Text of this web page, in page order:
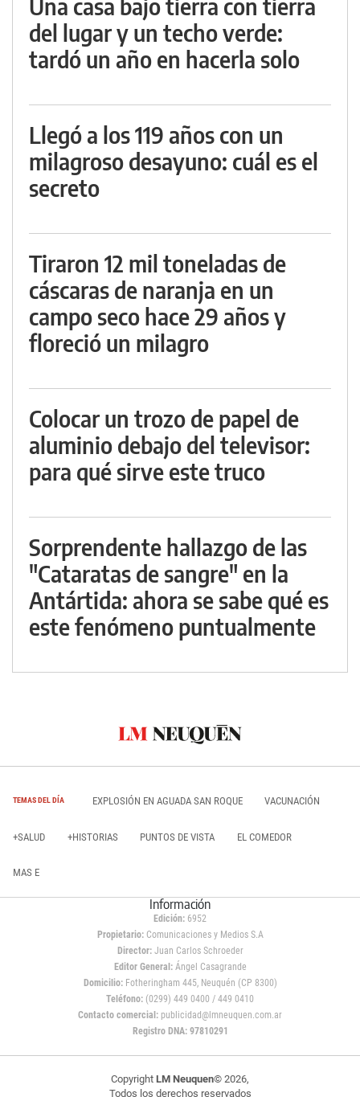
Una casa bajo tierra con tierra
del lugar y un techo verde:
tardó un año en hacerla solo
Llegó a los 119 años con un
milagroso desayuno: cuál es el
secreto
Tiraron 12 mil toneladas de
cáscaras de naranja en un
campo seco hace 29 años y
floreció un milagro
Colocar un trozo de papel de
aluminio debajo del televisor:
para qué sirve este truco
Sorprendente hallazgo de las
"Cataratas de sangre" en la
Antártida: ahora se sabe qué es
este fenómeno puntualmente
TEMAS DEL DÍA EXPLOSIÓN EN AGUADA SAN ROQUE VACUNACIÓN
+SALUD +HISTORIAS PUNTOS DE VISTA EL COMEDOR
MAS E
Información
Edición: 6952
Propietario:Comunicaciones y Medios S.A
Director: Juan Carlos Schroeder
Editor General:Ángel Casagrande
Domicilio:Fotheringham 445, Neuquén (CP 8300)
Teléfono: (0299) 449 0400 / 449 0410
Contacto comercial: publicidad@lmneuquen.com.ar
Registro DNA: 97810291
Copyright LM Neuquen© 2026,
Todos los derechos reservados